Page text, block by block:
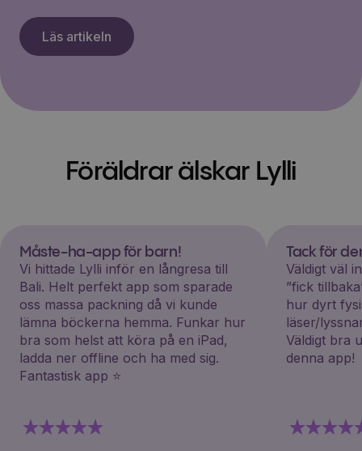
Läs artikeln
Föräldrar älskar Lylli
Måste-ha-app för barn!
Vi hittade Lylli inför en långresa till
Bali. Helt perfekt app som sparade
oss massa packning då vi kunde
lämna böckerna hemma. Funkar hur
bra som helst att köra på en iPad,
ladda ner offline och ha med sig.
Fantastisk app ⭐️
Tack för
Väldigt väl
”fick
hur dyrt
läser/
Väldigt bra
denna app!